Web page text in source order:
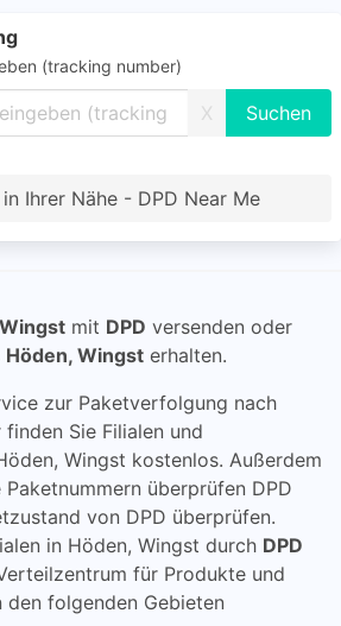
(tracking number)
X
Ihrer Nähe - DPD Near Me
mit DPD versenden oder
Höden, Wingst erhalten.
zur Paketverfolgung nach
finden Sie Filialen und
Wingst kostenlos. Außerdem
überprüfen DPD
von DPD überprüfen.
in Höden, Wingst durch DPD
für Produkte und
den folgenden Gebieten